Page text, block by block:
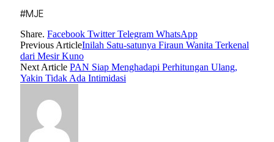
#MJE
Share. Facebook Twitter Telegram WhatsApp
Previous ArticleInilah Satu-satunya Firaun Wanita Terkenal
dari Mesir Kuno
Next Article PAN Siap Menghadapi Perhitungan Ulang,
Yakin Tidak Ada Intimidasi